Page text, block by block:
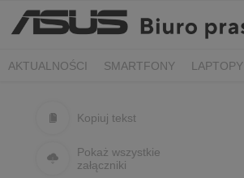
AKTUALNOŚCI SMARTFONY LAPTOPY
Kopiuj tekst
Pokaż wszystkie
załączniki